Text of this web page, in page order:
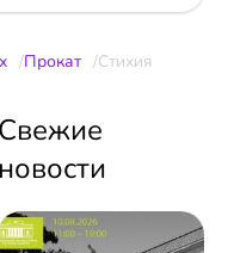
Прокат Стихия
Свежие
новости